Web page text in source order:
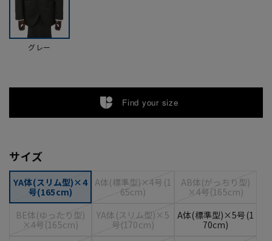
グレー
Find your size
サイズ
YA体(スリム型)×4
号(165cm)
A体(標準型)×4号(1
65cm)
AB体(がっちり型)
×4号(165cm)
BE体(ゆったり型)
×4号(165cm)
YA体(スリム型)×5
号(170cm)
A体(標準型)×5号(1
70cm)